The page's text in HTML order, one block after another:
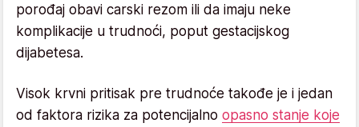
porođaj obavi carski rezom ili da imaju neke
komplikacije u trudnoći, poput gestacijskog
dijabetesa.
Visok krvni pritisak pre trudnoće takođe je i jedan
od faktora rizika za potencijalno opasno stanje koje